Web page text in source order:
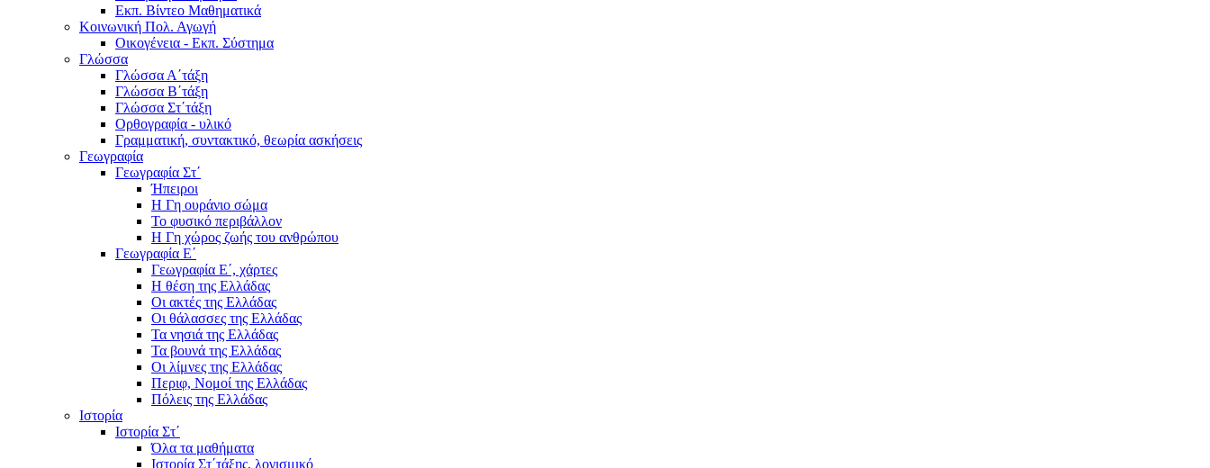
Εκπ. Βίντεο Μαθηματικά
Κοινωνική Πολ. Αγωγή
Οικογένεια - Εκπ. Σύστημα
Γλώσσα
Γλώσσα Α΄τάξη
Γλώσσα Β΄τάξη
Γλώσσα Στ΄τάξη
Ορθογραφία - υλικό
Γραμματική, συντακτικό, θεωρία ασκήσεις
Γεωγραφία
Γεωγραφία Στ΄
Ήπειροι
Η Γη ουράνιο σώμα
Το φυσικό περιβάλλον
Η Γη χώρος ζωής του ανθρώπου
Γεωγραφία Ε΄
Γεωγραφία Ε΄, χάρτες
Η θέση της Ελλάδας
Οι ακτές της Ελλάδας
Οι θάλασσες της Ελλάδας
Τα νησιά της Ελλάδας
Τα βουνά της Ελλάδας
Οι λίμνες της Ελλάδας
Περιφ, Νομοί της Ελλάδας
Πόλεις της Ελλάδας
Ιστορία
Ιστορία Στ΄
Όλα τα μαθήματα
Ιστορία Στ΄τάξης, λογισμικό